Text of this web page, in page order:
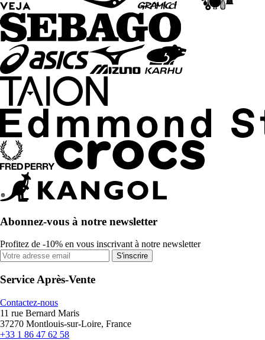
Abonnez-vous à notre newsletter
Profitez de -10% en vous inscrivant à notre newsletter
S'inscrire
Service Après-Vente
Contactez-nous
11 rue Bernard Maris
37270 Montlouis-sur-Loire, France
+33 1 86 47 62 58